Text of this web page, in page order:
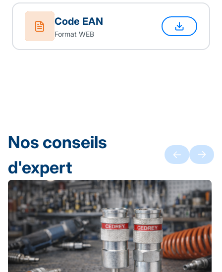
Code EAN
Format WEB
Nos conseils
d'expert